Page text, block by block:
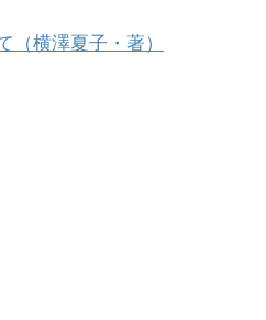
（横澤夏子・著）